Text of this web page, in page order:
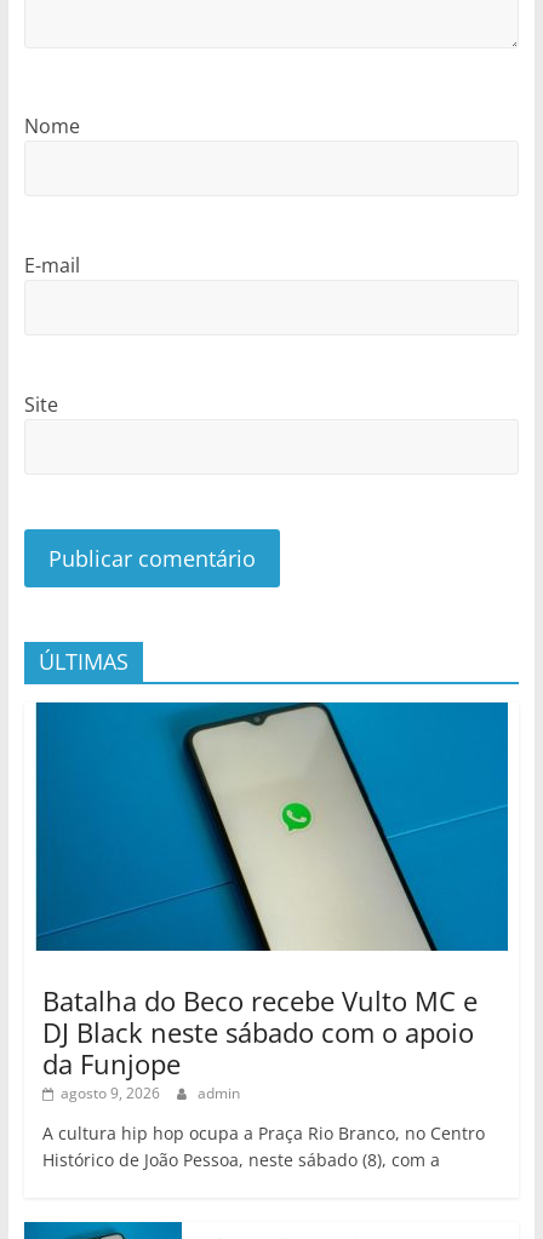
Nome
E-mail
Site
ÚLTIMAS
Batalha do Beco recebe Vulto MC e
DJ Black neste sábado com o apoio
da Funjope
agosto 9, 2026 admin
A cultura hip hop ocupa a Praça Rio Branco, no Centro
Histórico de João Pessoa, neste sábado (8), com a